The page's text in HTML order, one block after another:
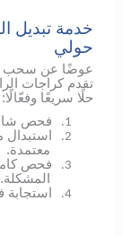
خدمة تبديل
حولي
عوضًا عن سحب
تقدم كراجات
حلًا سريعًا وفعّالًا:
1. فحص
2.
معتمدة.
3.
فحص
المشكلة.
4.